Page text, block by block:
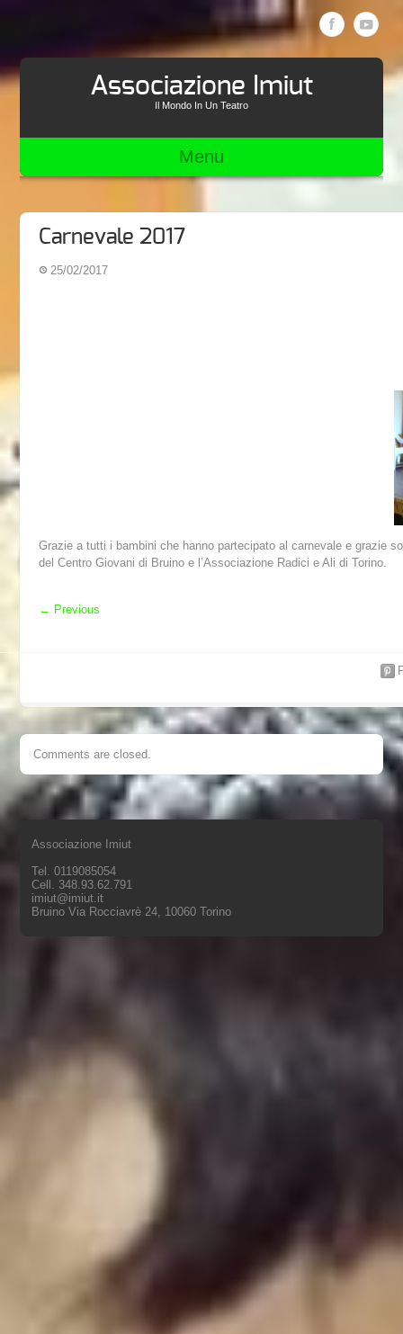
Associazione Imiut
Il Mondo In Un Teatro
Menu
Carnevale 2017
25/02/2017
Grazie a tutti i bambini che hanno partecipato al carnevale e grazie
del Centro Giovani di Bruino e l’Associazione Radici e Ali di Torino.
← Previous
Comments are closed.
Associazione Imiut
Tel. 0119085054
Cell. 348.93.62.791
imiut@imiut.it
Bruino Via Rocciavrè 24, 10060 Torino